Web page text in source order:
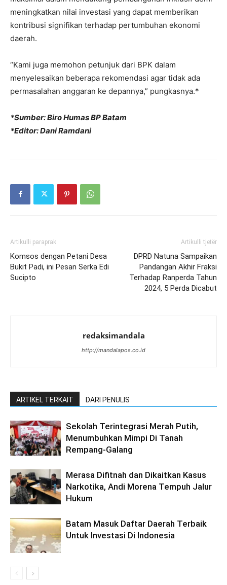
meningkatkan nilai investasi yang dapat memberikan
kontribusi signifikan terhadap pertumbuhan ekonomi
daerah.
“Kami juga memohon petunjuk dari BPK dalam
menyelesaikan beberapa rekomendasi agar tidak ada
permasalahan anggaran ke depannya,” pungkasnya.*
*Sumber: Biro Humas BP Batam
*Editor: Dani Ramdani
Artikulli paraprak
Komsos dengan Petani Desa
Bukit Padi, ini Pesan Serka Edi
Sucipto
Artikulli tjetër
DPRD Natuna Sampaikan
Pandangan Akhir Fraksi
Terhadap Ranperda Tahun
2024, 5 Perda Dicabut
redaksimandala
http://mandalapos.co.id
ARTIKEL TERKAIT DARI PENULIS
Sekolah Terintegrasi Merah Putih,
Menumbuhkan Mimpi Di Tanah
Rempang-Galang
Merasa Difitnah dan Dikaitkan Kasus
Narkotika, Andi Morena Tempuh Jalur
Hukum
Batam Masuk Daftar Daerah Terbaik
Untuk Investasi Di Indonesia